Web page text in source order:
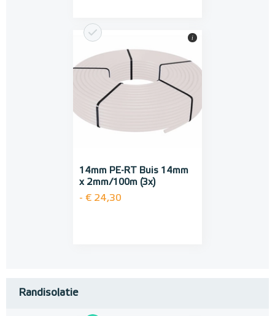
14mm PE-RT Buis 14mm
x 2mm/100m (3x)
- € 24,30
i
Randisolatie